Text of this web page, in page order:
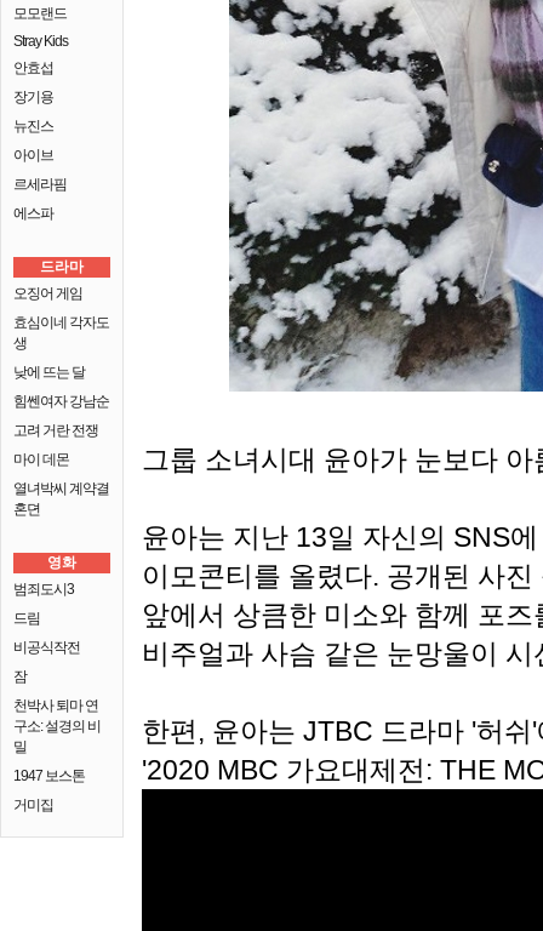
모모랜드
Stray Kids
안효섭
장기용
뉴진스
아이브
르세라핌
에스파
드라마
오징어 게임
효심이네 각자도
생
낮에 뜨는 달
힘쎈여자 강남순
고려 거란 전쟁
마이 데몬
열녀박씨 계약결
혼뎐
영화
범죄도시3
드림
비공식작전
잠
천박사 퇴마 연
구소: 설경의 비
밀
1947 보스톤
거미집
그룹 소녀시대 윤아가 눈보다
윤아는 지난 13일 자신의 SNS
이모콘티를 올렸다. 공개된 사
앞에서 상큼한 미소와 함께 포
비주얼과 사슴 같은 눈망울이
한편, 윤아는 JTBC 드라마 '허
'2020 MBC 가요대제전: THE